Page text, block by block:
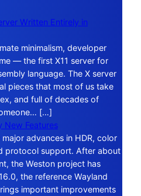
Written Entirely in
minimalism, developer
— the first X11 server for
language. The X server
pieces that most of us take
and full of decades of
[…]
New Features
advances in HDR, color
protocol support. After about
the Weston project has
the reference Wayland
important improvements